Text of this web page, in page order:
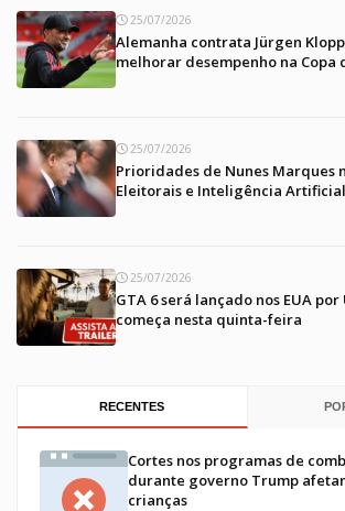
25/07/2026
Alemanha contrata Jürgen
melhorar desempenho na Copa
25/07/2026
Prioridades de Nunes Marques
Eleitorais e Inteligência
25/07/2026
GTA 6 será lançado nos EUA por
começa nesta quinta-feira
RECENTES
Cortes nos programas de
durante governo Trump
crianças